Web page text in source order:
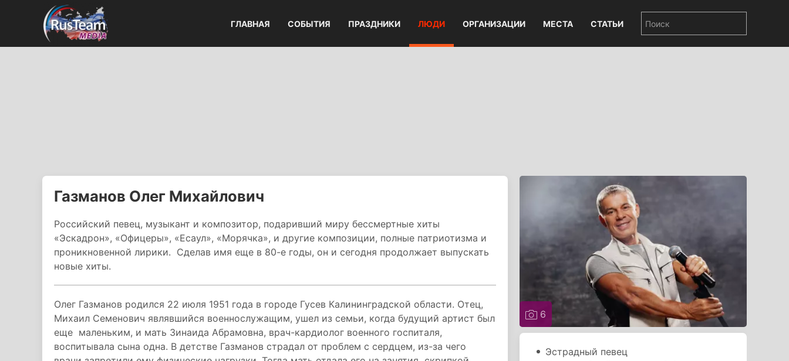
ГЛАВНАЯ СОБЫТИЯ ПРАЗДНИКИ ЛЮДИ ОРГАНИЗАЦИИ МЕСТА СТАТЬИ
Газманов Олег Михайлович
Российский певец, музыкант и композитор, подаривший миру бессмертные хиты
«Эскадрон», «Офицеры», «Есаул», «Морячка», и другие композиции, полные патриотизма и
проникновенной лирики. Сделав имя еще в 80-е годы, он и сегодня продолжает выпускать
новые хиты.
Олег Газманов родился 22 июля 1951 года в городе Гусев Калининградской области. Отец,
Михаил Семенович являвшийся военнослужащим, ушел из семьи, когда будущий артист был
еще маленьким, и мать Зинаида Абрамовна, врач-кардиолог военного госпиталя,
воспитывала сына одна. В детстве Газманов страдал от проблем с сердцем, из-за чего
6
Эстрадный певец